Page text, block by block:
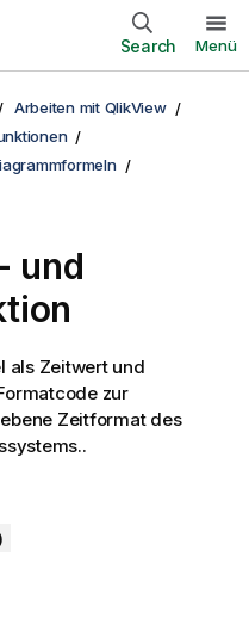
Search Menü
Arbeiten mit QlikView
und
als Zeitwert und
zur
Zeitformat des